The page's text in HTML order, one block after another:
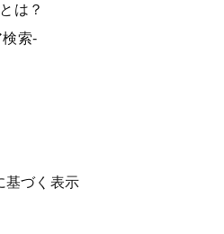
は？
検索-
基づく表示